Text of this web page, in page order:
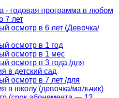
- годовая программа в любом
7 лет
осмотр в 6 лет (Девочка/
осмотр в 1 год
осмотр в 1 мес
осмотр в 3 года /для
в детский сад
осмотр в 7 лет /для
в школу (девочка/мальчик)